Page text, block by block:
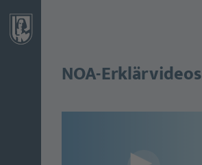
NOA-Erklärvideos